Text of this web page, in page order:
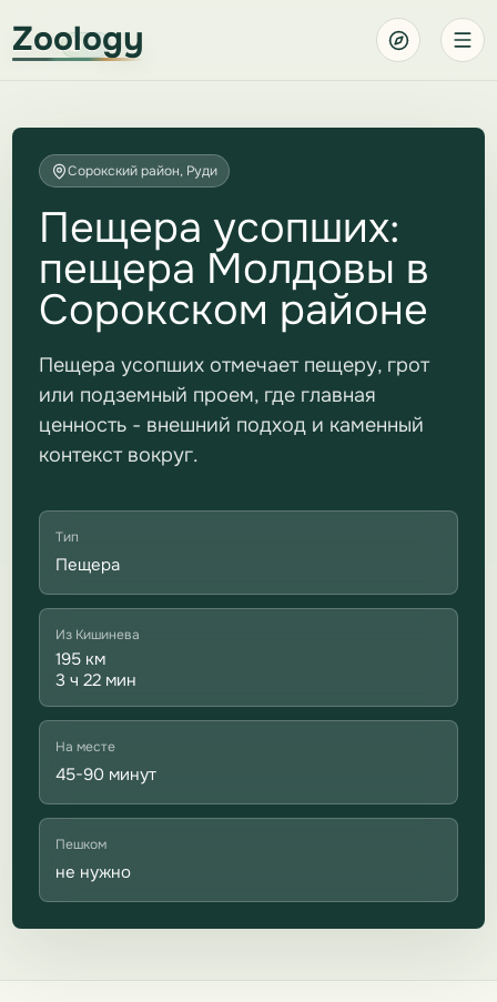
Zoology
Сорокский район, Руди
Пещера усопших:
пещера Молдовы в
Сорокском районе
Пещера усопших отмечает пещеру, грот
или подземный проем, где главная
ценность - внешний подход и каменный
контекст вокруг.
Тип
Пещера
Из Кишинева
195 км
3 ч 22 мин
На месте
45-90 минут
Пешком
не нужно